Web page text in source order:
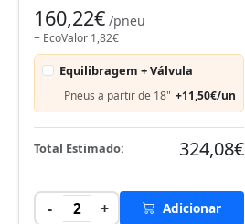
160,22€ /pneu
+ EcoValor 1,82€
Equilibragem + Válvula
Pneus a partir de 18" +11,50€/un
Total Estimado: 324,08€
- 2 + Adicionar